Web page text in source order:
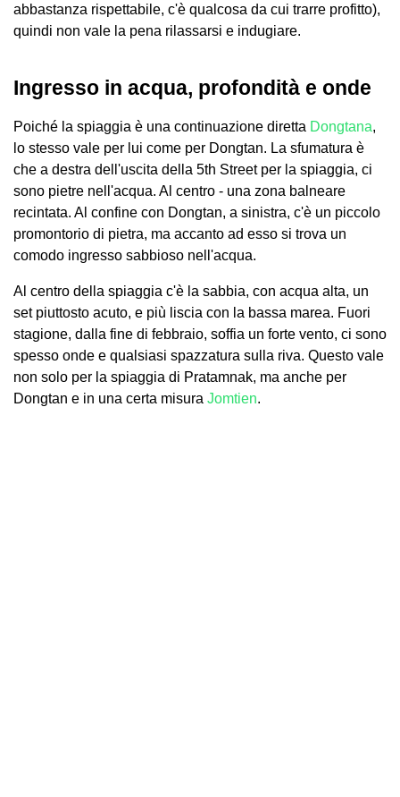
abbastanza rispettabile, c'è qualcosa da cui trarre profitto),
quindi non vale la pena rilassarsi e indugiare.
Ingresso in acqua, profondità e onde
Poiché la spiaggia è una continuazione diretta Dongtana,
lo stesso vale per lui come per Dongtan. La sfumatura è
che a destra dell'uscita della 5th Street per la spiaggia, ci
sono pietre nell'acqua. Al centro - una zona balneare
recintata. Al confine con Dongtan, a sinistra, c'è un piccolo
promontorio di pietra, ma accanto ad esso si trova un
comodo ingresso sabbioso nell'acqua.
Al centro della spiaggia c'è la sabbia, con acqua alta, un
set piuttosto acuto, e più liscia con la bassa marea. Fuori
stagione, dalla fine di febbraio, soffia un forte vento, ci sono
spesso onde e qualsiasi spazzatura sulla riva. Questo vale
non solo per la spiaggia di Pratamnak, ma anche per
Dongtan e in una certa misura Jomtien.